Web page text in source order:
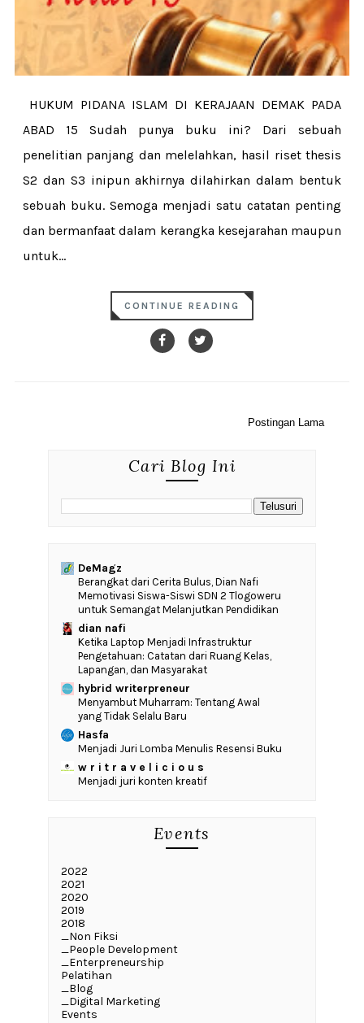
HUKUM PIDANA ISLAM DI KERAJAAN DEMAK PADA
ABAD 15 Sudah punya buku ini? Dari sebuah
penelitian panjang dan melelahkan, hasil riset thesis
S2 dan S3 inipun akhirnya dilahirkan dalam bentuk
sebuah buku. Semoga menjadi satu catatan penting
dan bermanfaat dalam kerangka kesejarahan maupun
untuk...
CONTINUE READING
Postingan Lama
Cari Blog Ini
DeMagz
‎Berangkat dari Cerita Bulus, Dian Nafi
Memotivasi Siswa-Siswi SDN 2 Tlogoweru
untuk Semangat Melanjutkan Pendidikan
dian nafi
Ketika Laptop Menjadi Infrastruktur
Pengetahuan: Catatan dari Ruang Kelas,
Lapangan, dan Masyarakat
hybrid writerpreneur
Menyambut Muharram: Tentang Awal
yang Tidak Selalu Baru
Hasfa
Menjadi Juri Lomba Menulis Resensi Buku
w r i t r a v e l i c i o u s
Menjadi juri konten kreatif
Events
2022
2021
2020
2019
2018
_Non Fiksi
_People Development
_Enterpreneurship
Pelatihan
_Blog
_Digital Marketing
Events